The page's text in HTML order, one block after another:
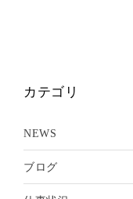
カテゴリ
NEWS
ブログ